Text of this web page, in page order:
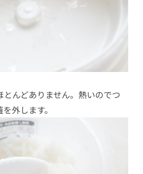
とんどありません。熱いのでつ
外します。